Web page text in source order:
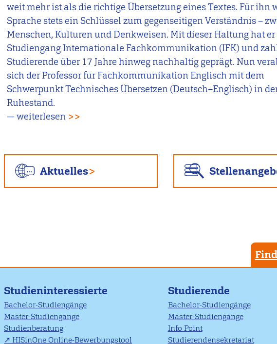
weit mehr ist als die richtige Übersetzung eines Textes. Für ihn
Sprache stets ein Schlüssel zum gegenseitigen Verständnis –
Menschen, Kulturen und Denkweisen. Mit dieser Haltung hat er
Studiengang Internationale Fachkommunikation (IFK) und
Studierende über 17 Jahre hinweg nachhaltig geprägt. Nun
sich der Professor für Fachkommunikation Englisch mit dem
Schwerpunkt Technisches Übersetzen (Deutsch–Englisch) in
Ruhestand.
— weiterlesen >>
Aktuelles
Studieninteressierte
Bachelor-Studiengänge
Master-Studiengänge
Studienberatung
HISinOne Online-Bewerbungstool
Studierende
Bachelor-Studiengänge
Master-Studiengänge
Info Point
Studierendensekretariat